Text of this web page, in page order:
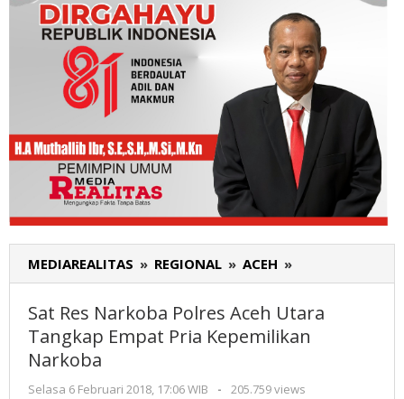
MEDIAREALITAS » REGIONAL » ACEH »
Res
Polres
Aceh
Tangkap
Sat Res Narkoba Polres Aceh Utara
Tangkap Empat Pria Kepemilikan
Narkoba
Selasa 6 Februari 2018, 17:06 WIB
oleh
-
205.759 views